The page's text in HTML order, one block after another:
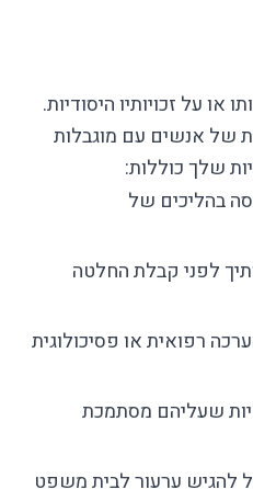
על זכויותיו היסודיות.
של אנשים עם מוגבלות
בהליכים של
לפני קבלת החלטה
רפואית או פסיכולוגית
שעליהם מסתמכת
להגיש ערעור לבית משפט